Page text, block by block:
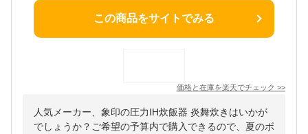
この商品をサイトでみる
価格と在庫を楽天でチェック >>
人気メーカー、象印の圧力IH炊飯器 炎舞炊きはいかが
でしょうか？ご希望の予算内で購入できるので、夏のボ